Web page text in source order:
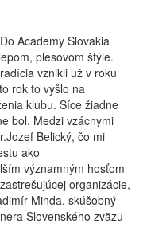
Academy Slovakia
plesovom štýle.
vznikli už v roku
rok to vyšlo na
klubu. Síce žiadne
bol. Medzi vzácnymi
Belický, čo mi
ako
významným hosťom
organizácie,
Minda, skúšobný
Slovenského zväzu